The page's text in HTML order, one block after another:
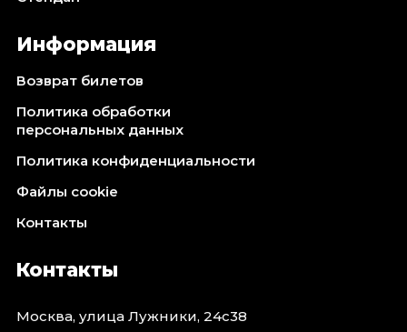
Информация
Возврат билетов
Политика обработки
персональных данных
Политика конфиденциальности
Файлы cookie
Контакты
Контакты
Москва, улица Лужники, 24с38